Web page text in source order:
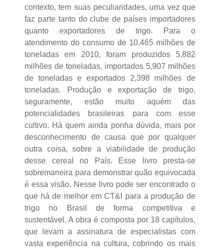
contexto, tem suas peculiaridades, uma vez que
faz parte tanto do clube de países importadores
quanto exportadores de trigo. Para o
atendimento do consumo de 10,465 milhões de
toneladas em 2010, foram produzidos 5,882
milhões de toneladas, importados 5,907 milhões
de toneladas e exportados 2,398 milhões de
toneladas. Produção e exportação de trigo,
seguramente, estão muito aquém das
potencialidades brasileiras para com esse
cultivo. Há quem ainda ponha dúvida, mais por
desconhecimento de causa que por qualquer
outra coisa, sobre a viabilidade de produção
desse cereal no País. Esse livro presta-se
sobremaneira para demonstrar quão equivocada
é essa visão. Nesse livro pode ser encontrado o
que há de melhor em CT&I para a produção de
trigo no Brasil de forma competitiva e
sustentável. A obra é composta por 18 capítulos,
que levam a assinatura de especialistas com
vasta experiência na cultura, cobrindo os mais